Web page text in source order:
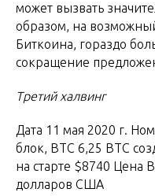
может вызвать
образом, на
Биткоина, гораздо
сокращение
Третий халвинг
Дата 11 мая 2020 г.
блок, BTC 6,25 BTC
на старте $8740 Цена
долларов США